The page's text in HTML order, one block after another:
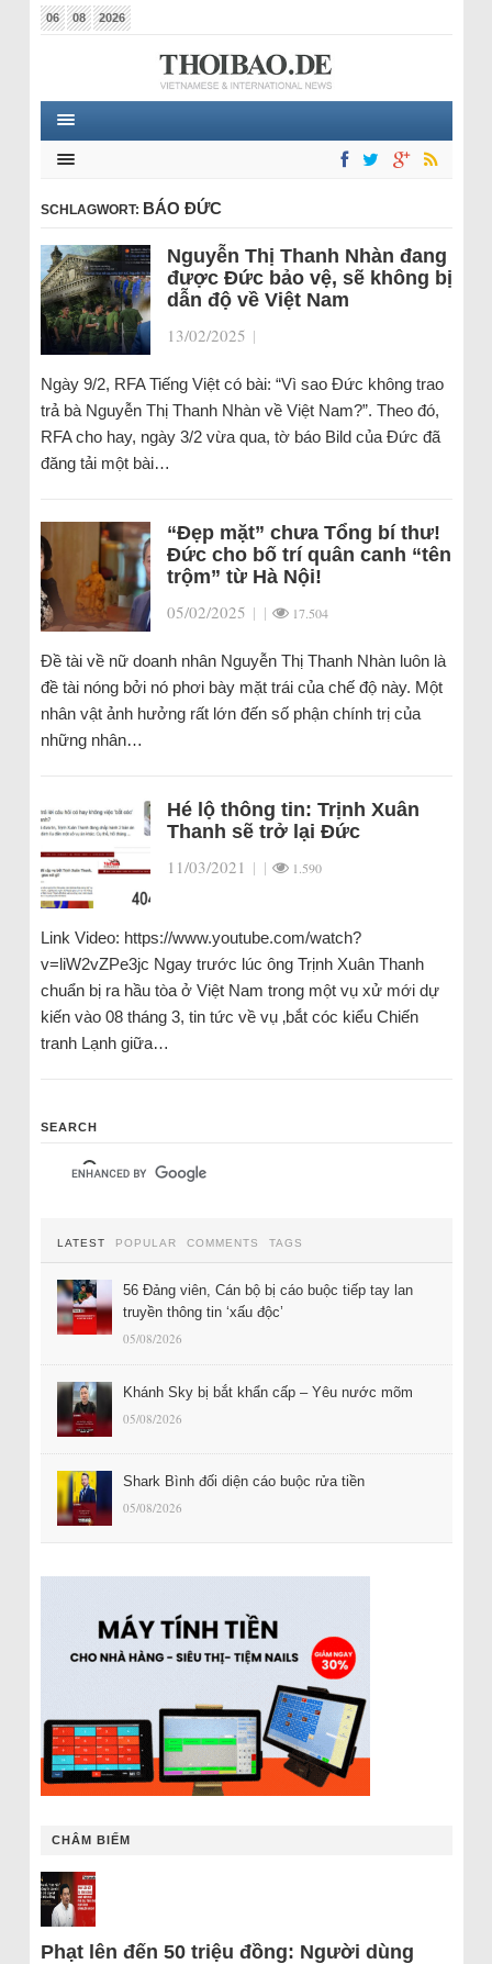
06 08 2026
SCHLAGWORT: BÁO ĐỨC
Nguyễn Thị Thanh Nhàn đang
được Đức bảo vệ, sẽ không bị
dẫn độ về Việt Nam
13/02/2025 |
Ngày 9/2, RFA Tiếng Việt có bài: “Vì sao Đức không trao
trả bà Nguyễn Thị Thanh Nhàn về Việt Nam?”. Theo đó,
RFA cho hay, ngày 3/2 vừa qua, tờ báo Bild của Đức đã
đăng tải một bài…
“Đẹp mặt” chưa Tổng bí thư!
Đức cho bố trí quân canh “tên
trộm” từ Hà Nội!
05/02/2025 | | 17.504
Đề tài về nữ doanh nhân Nguyễn Thị Thanh Nhàn luôn là
đề tài nóng bởi nó phơi bày mặt trái của chế độ này. Một
nhân vật ảnh hưởng rất lớn đến số phận chính trị của
những nhân…
Hé lộ thông tin: Trịnh Xuân
Thanh sẽ trở lại Đức
11/03/2021 | | 1.590
Link Video: https://www.youtube.com/watch?
v=liW2vZPe3jc Ngay trước lúc ông Trịnh Xuân Thanh
chuẩn bị ra hầu tòa ở Việt Nam trong một vụ xử mới dự
kiến vào 08 tháng 3, tin tức về vụ ‚bắt cóc kiểu Chiến
tranh Lạnh giữa…
SEARCH
LATEST POPULAR COMMENTS TAGS
56 Đảng viên, Cán bộ bị cáo buộc tiếp tay lan
truyền thông tin ‘xấu độc’
05/08/2026
Khánh Sky bị bắt khẩn cấp – Yêu nước mõm
05/08/2026
Shark Bình đối diện cáo buộc rửa tiền
05/08/2026
CHÂM BIẾM
Phạt lên đến 50 triệu đồng: Người dùng